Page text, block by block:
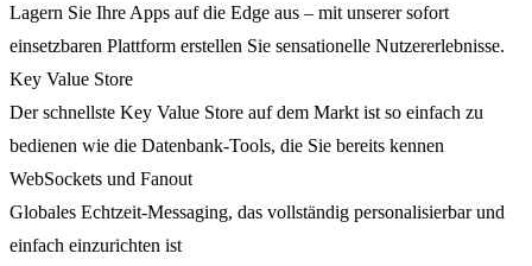
Lagern Sie Ihre Apps auf die Edge aus – mit unserer sofort
einsetzbaren Plattform erstellen Sie sensationelle Nutzererlebnisse.
Key Value Store
Der schnellste Key Value Store auf dem Markt ist so einfach zu
bedienen wie die Datenbank-Tools, die Sie bereits kennen
WebSockets und Fanout
Globales Echtzeit-Messaging, das vollständig personalisierbar und
einfach einzurichten ist